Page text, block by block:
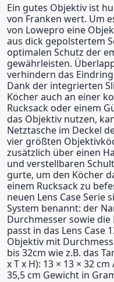
Ein gutes Objektiv ist
von Franken wert. Um
von Lowepro eine
aus dick gepolstertem
optimalen Schutz der
gewährleisten.
verhindern das
Dank der integrierten
Köcher auch an einer
Rucksack oder einem
das Objektiv nutzen,
Netztasche im Deckel
vier größten
zusätzlich über einen
und verstellbaren
gurte, um den Köcher
einem Rucksack zu
neuen Lens Case Serie
System benannt: der
Durchmesser sowie die
passt in das Lens Case
Objektiv mit
bis 32cm wie z.B. das
x T x H): 13 × 13 × 32
35,5 cm Gewicht in